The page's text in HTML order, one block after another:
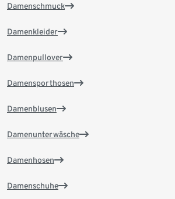
Damenschmuck
Damenkleider
Damenpullover
Damensporthosen
Damenblusen
Damenunterwäsche
Damenhosen
Damenschuhe